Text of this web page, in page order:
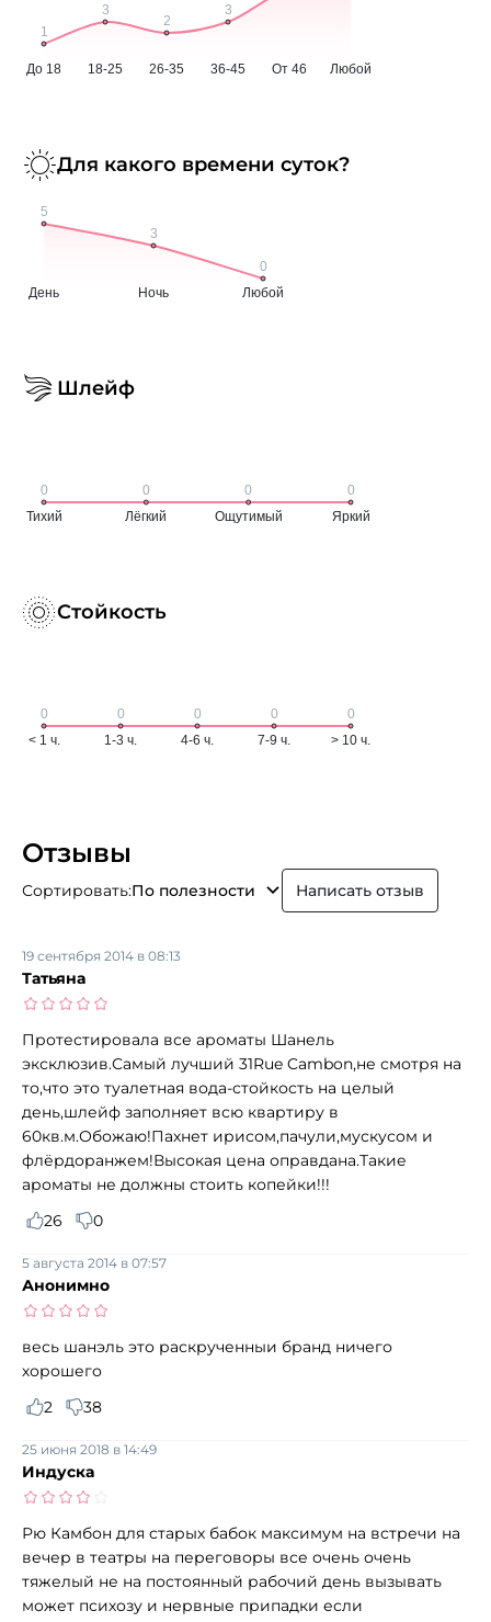
Для какого времени суток?
Шлейф
Стойкость
Отзывы
Сортировать:По полезности Написать отзыв
Татьяна
19 сентября 2014 в 08:13
Протестировала все ароматы Шанель
эксклюзив.Самый лучший 31Rue Cambon,не смотря на
то,что это туалетная вода-стойкость на целый
день,шлейф заполняет всю квартиру в
60кв.м.Обожаю!Пахнет ирисом,пачули,мускусом и
флёрдоранжем!Высокая цена оправдана.Такие
ароматы не должны стоить копейки!!!
26
0
Анонимно
5 августа 2014 в 07:57
весь шанэль это раскрученныи бранд ничего
хорошего
2
38
Индуска
25 июня 2018 в 14:49
Рю Камбон для старых бабок максимум на встречи на
вечер в театры на переговоры все очень очень
тяжелый не на постоянный рабочий день вызывать
может психозу и нервные припадки если